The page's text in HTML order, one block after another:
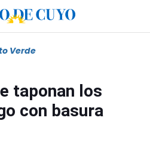
Verde
taponan los
con basura